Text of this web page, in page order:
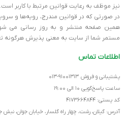
نیز موظف به رعایت قوانین مرتبط با کاربر است.
در صورتی که در قوانین مندرج، رویه‏‌ها و
همین صفحه منتشر و به روز رسانی می
مستمر شما از سایت به معنی پذیرش هرگونه
اطلاعات تماس
پشتیبانی و فروش ۹۱۰۰۱۳۱۳-۰۱۳
ساعت پاسخ‌گویی ۱۰ الی ۱۹:۰۰
کد پستی: ۴۱۷۳۶۶۴۸۴۴
آدرس: گیلان، رشت، چهار راه گلسار، خیابان جوان،